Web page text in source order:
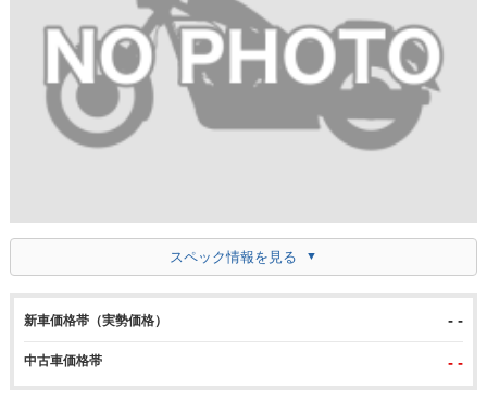
スペック情報を見る
新車価格帯（実勢価格） - -
中古車価格帯 - -